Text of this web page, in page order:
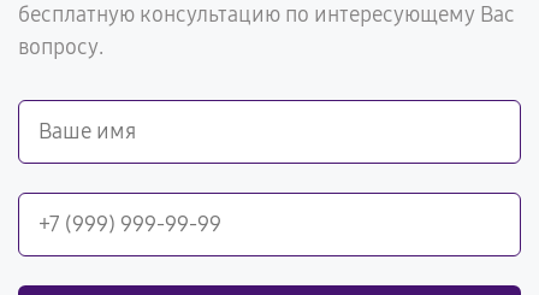
бесплатную консультацию по интересующему Вас
вопросу.